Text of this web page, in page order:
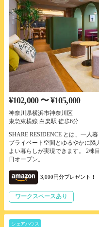
¥102,000 〜 ¥105,000
神奈川県横浜市神奈川区
東急東横線 白楽駅 徒歩6分
SHARE RESIDENCE とは、一人
プライベート空間とゆるやかに
よい暮らしが実現できます。 2棟
日オープン。 ...
3,000円分プレゼント！
ワークスペースあり
シェアハウス